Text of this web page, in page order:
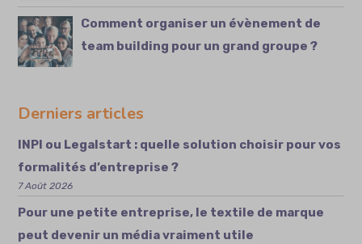
Comment organiser un évènement de
team building pour un grand groupe ?
Derniers articles
INPI ou Legalstart : quelle solution choisir pour vos
formalités d’entreprise ?
7 Août 2026
Pour une petite entreprise, le textile de marque
peut devenir un média vraiment utile